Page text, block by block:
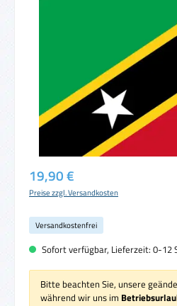
Regulärer Preis:
19,90 €
Preise zzgl. Versandkosten
Versandkostenfrei
Sofort verfügbar, Lieferzeit: 0-12
Bitte beachten Sie, unsere
während wir uns im